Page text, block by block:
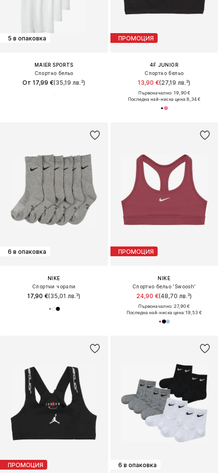
5 в опаковка
MAIER SPORTS
Спортно бельо
От 17,99 €(35,19 лв.³)
ПРОМОЦИЯ
4F JUNIOR
Спортно бельо
13,90 €(27,19 лв.³)
Първоначално: 19,90 €
Последна най-ниска цена:8,34 €
6 в опаковка
NIKE
Спортни чорапи
17,90 €(35,01 лв.³)
ПРОМОЦИЯ
NIKE
Спортно бельо 'Swoosh'
24,90 €(48,70 лв.³)
Първоначално: 27,90 €
Последна най-ниска цена:19,53 €
ПРОМОЦИЯ 6 в опаковка